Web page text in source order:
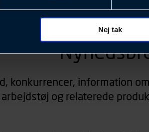
hvad der klikkes på, sider/indhold der
(computer, smartphone mv.) samt de
sig på. Til dette formål behandles
med det formål at spore
vise annoncer, der er relevante
Nej tak
konkurrencer, information
arbejdstøj og relaterede